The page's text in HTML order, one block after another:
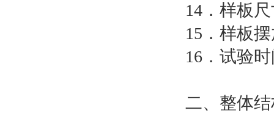
14．样板
15．样板
16．试验
二、整体